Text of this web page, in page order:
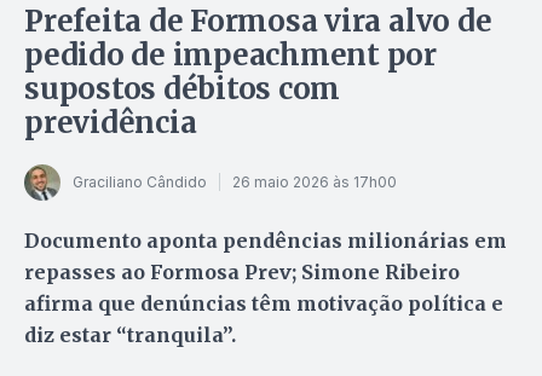
Prefeita de Formosa vira alvo de
pedido de impeachment por
supostos débitos com
previdência
Graciliano Cândido 26 maio 2026 às 17h00
Documento aponta pendências milionárias em
repasses ao Formosa Prev; Simone Ribeiro
afirma que denúncias têm motivação política e
diz estar “tranquila”.